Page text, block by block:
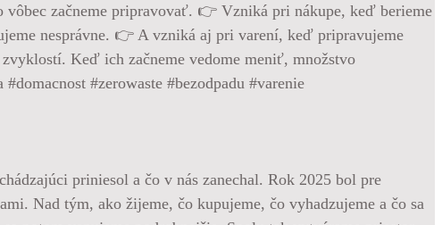
vôbec začneme pripravovať. 👉 Vzniká pri nákupe, keď berieme
nesprávne. 👉 A vzniká aj pri varení, keď pripravujeme
Keď ich začneme vedome meniť, množstvo
#zerowaste #bezodpadu #varenie